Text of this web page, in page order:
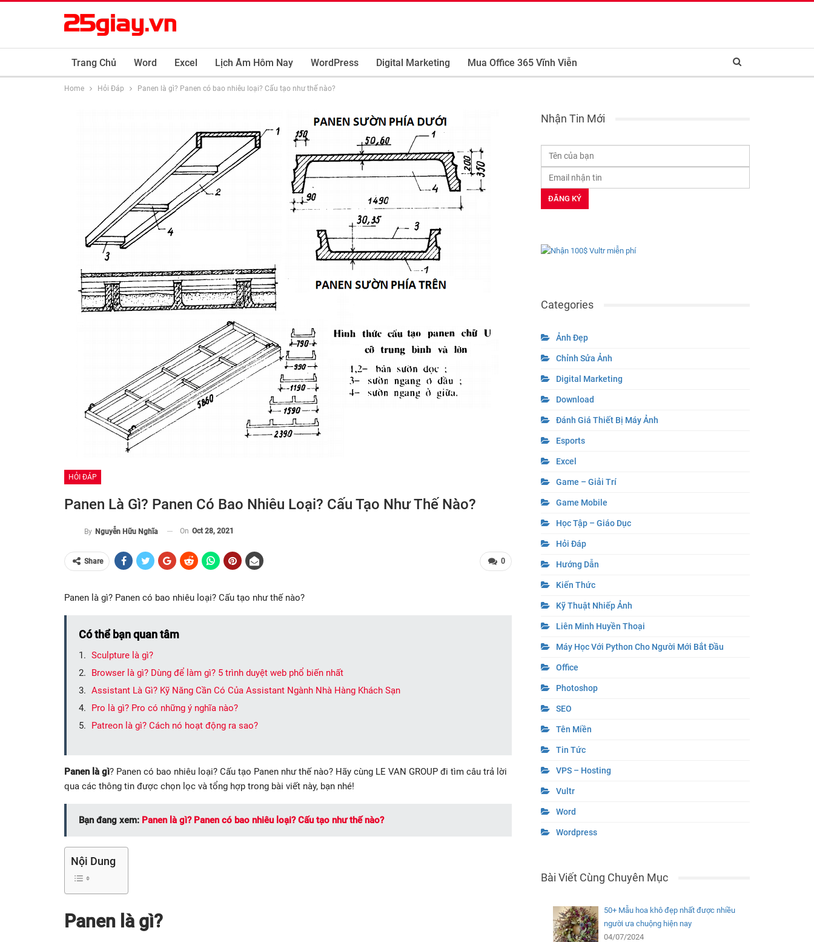
Trang Chủ Word Excel Lịch Âm Hôm Nay WordPress Digital Marketing Mua Office 365 Vĩnh Viễn
Home Hỏi Đáp Panen là gì? Panen có bao nhiêu loại? Cấu tạo như thế nào?
HỎI ĐÁP
Panen Là Gì? Panen Có Bao Nhiêu Loại? Cấu Tạo Như Thế Nào?
By Nguyễn Hữu Nghĩa On Oct 28, 2021
0
Share
Panen là gì? Panen có bao nhiêu loại? Cấu tạo như thế nào?
Có thể bạn quan tâm
Sculpture là gì?
Browser là gì? Dùng để làm gì? 5 trình duyệt web phổ biến nhất
Assistant Là Gì? Kỹ Năng Cần Có Của Assistant Ngành Nhà Hàng Khách Sạn
Pro là gì? Pro có những ý nghĩa nào?
Patreon là gì? Cách nó hoạt động ra sao?
Panen là gì? Panen có bao nhiêu loại? Cấu tạo Panen như thế nào? Hãy cùng LE VAN GROUP đi tìm câu trả lời
qua các thông tin được chọn lọc và tổng hợp trong bài viết này, bạn nhé!
Bạn đang xem: Panen là gì? Panen có bao nhiêu loại? Cấu tạo như thế nào?
Nội Dung
Panen là gì?
Nhận Tin Mới
Categories
Ảnh Đẹp
Chỉnh Sửa Ảnh
Digital Marketing
Download
Đánh Giá Thiết Bị Máy Ảnh
Esports
Excel
Game – Giải Trí
Game Mobile
Học Tập – Giáo Dục
Hỏi Đáp
Hướng Dẫn
Kiến Thức
Kỹ Thuật Nhiếp Ảnh
Liên Minh Huyền Thoại
Máy Học Với Python Cho Người Mới Bắt Đầu
Office
Photoshop
SEO
Tên Miền
Tin Tức
VPS – Hosting
Vultr
Word
Wordpress
Bài Viết Cùng Chuyên Mục
50+ Mẫu hoa khô đẹp nhất được nhiều
người ưa chuộng hiện nay
04/07/2024